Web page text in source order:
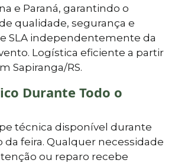
e Paraná, garantindo o
qualidade, segurança e
SLA independentemente da
Logística eficiente a partir
Sapiranga/RS.
Durante Todo o
técnica disponível durante
da feira. Qualquer necessidade
ou reparo recebe